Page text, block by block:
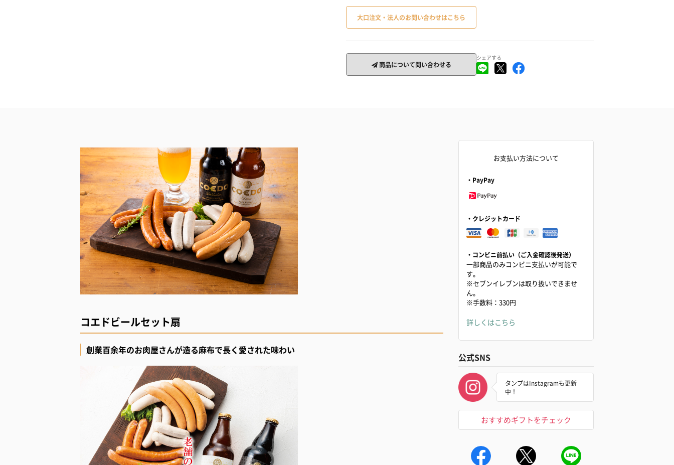
大口注文・法人のお問い合わせはこちら
商品について問い合わせる
シェアする
コエドビールセット扇
創業百余年のお肉屋さんが造る麻布で長く愛された味わい
お支払い方法について
・PayPay
・クレジットカード
・コンビニ前払い（ご入金確認後発送）
一部商品のみコンビニ支払いが可能で
す。
※セブンイレブンは取り扱いできませ
ん。
※手数料：330円
詳しくはこちら
公式SNS
タンプはInstagramも更新
中！
おすすめギフトをチェック